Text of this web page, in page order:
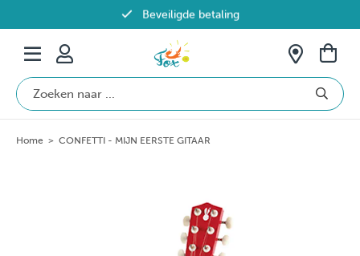
Beveiligde betaling
Gratis verzending vanaf €69 in België
Home > CONFETTI - MIJN EERSTE GITAAR